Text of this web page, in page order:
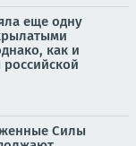
еще одну
как и
Силы